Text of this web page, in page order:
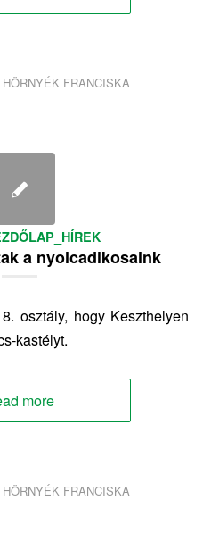
HÖRNYÉK FRANCISKA
a nyolcadikosaink
osztály, hogy Keszthelyen
kastélyt.
more
HÖRNYÉK FRANCISKA